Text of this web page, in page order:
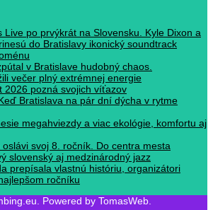
Live po prvýkrát na Slovensku. Kyle Dixon a
do Bratislavy ikonický soundtrack
v Bratislave hudobný chaos.
večer plný extrémnej energie
2026 pozná svojich víťazov
Bratislava na pár dní dýcha v rytme
megahviezdy a viac ekológie, komfortu aj
svoj 8. ročník. Do centra mesta
slovenský aj medzinárodný jazz
prepísala vlastnú históriu, organizátori
ročníku
Powered by TomasWeb.